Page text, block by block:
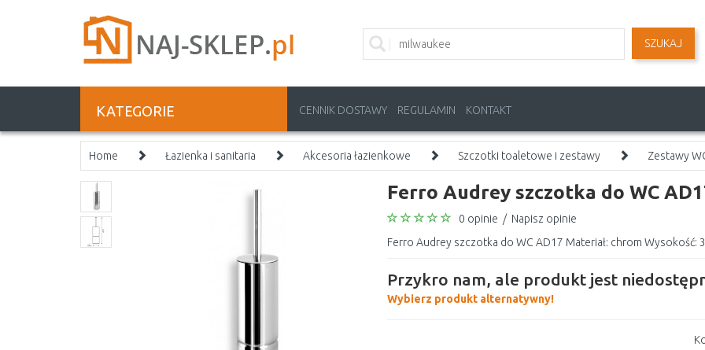
SZUKAJ
KATEGORIE CENNIK DOSTAWY REGULAMIN KONTAKT
Home Łazienka i sanitaria Akcesoria łazienkowe Szczotki toaletowe i zestawy Zestawy
Ferro Audrey szczotka do WC
0 opinie / Napisz opinie
Ferro Audrey szczotka do WC AD17 Materiał: chrom Wysokość:
Przykro nam, ale produkt jest
Wybierz produkt alternatywny!